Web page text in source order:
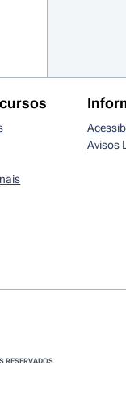
Avisos
RESERVADOS